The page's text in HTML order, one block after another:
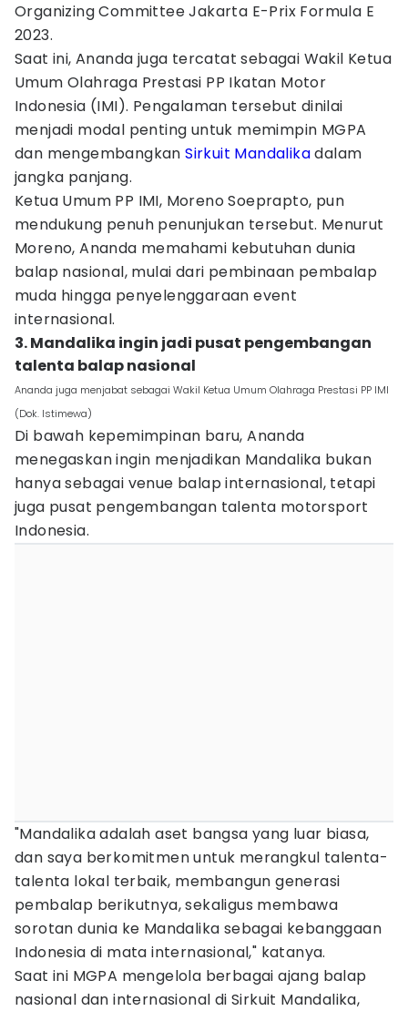
Organizing Committee Jakarta E-Prix Formula E
2023.
Saat ini, Ananda juga tercatat sebagai Wakil Ketua
Umum Olahraga Prestasi PP Ikatan Motor
Indonesia (IMI). Pengalaman tersebut dinilai
menjadi modal penting untuk memimpin MGPA
dan mengembangkanSirkuit Mandalikadalam
jangka panjang.
Ketua Umum PP IMI, Moreno Soeprapto, pun
mendukung penuh penunjukan tersebut. Menurut
Moreno, Ananda memahami kebutuhan dunia
balap nasional, mulai dari pembinaan pembalap
muda hingga penyelenggaraan event
internasional.
3. Mandalika ingin jadi pusat pengembangan
talenta balap nasional
Ananda juga menjabat sebagai Wakil Ketua Umum Olahraga Prestasi PP IMI
(Dok. Istimewa)
Di bawah kepemimpinan baru, Ananda
menegaskan ingin menjadikan Mandalika bukan
hanya sebagai venue balap internasional, tetapi
juga pusat pengembangan talenta motorsport
Indonesia.
"Mandalika adalah aset bangsa yang luar biasa,
dan saya berkomitmen untuk merangkul talenta-
talenta lokal terbaik, membangun generasi
pembalap berikutnya, sekaligus membawa
sorotan dunia ke Mandalika sebagai kebanggaan
Indonesia di mata internasional," katanya.
Saat ini MGPA mengelola berbagai ajang balap
nasional dan internasional di Sirkuit Mandalika,